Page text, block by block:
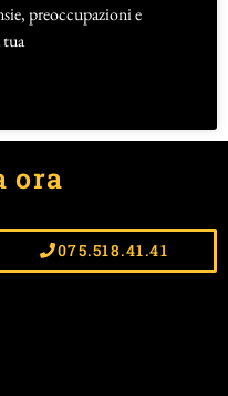
preoccupazioni e
tua
ora
075.518.41.41